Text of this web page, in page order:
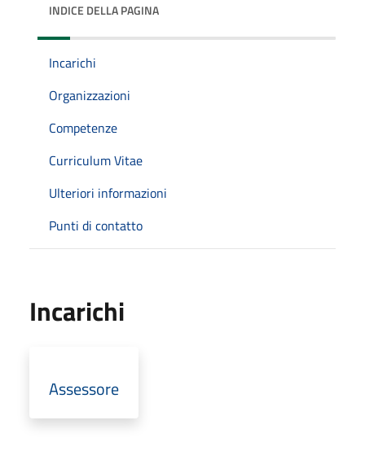
INDICE DELLA PAGINA
Incarichi
Organizzazioni
Competenze
Curriculum Vitae
Ulteriori informazioni
Punti di contatto
Incarichi
Assessore